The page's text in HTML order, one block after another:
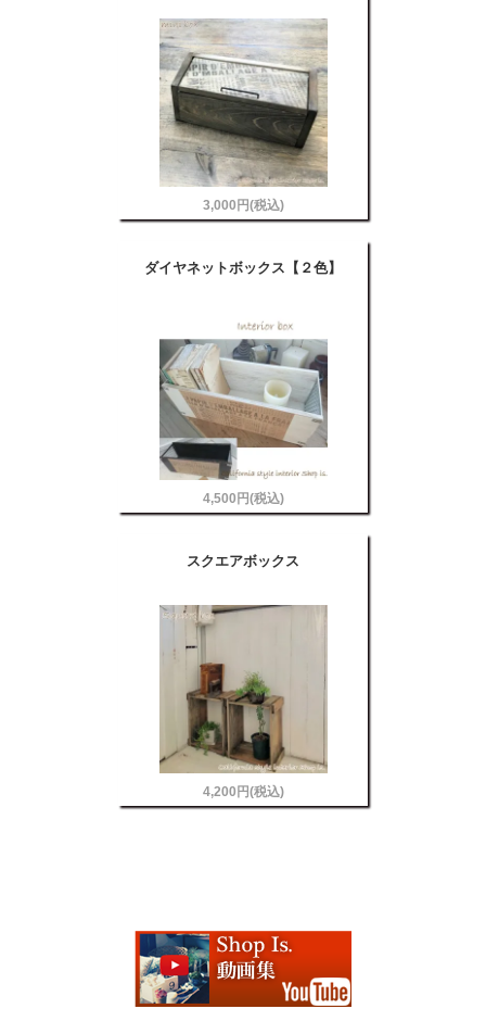
3,000円(税込)
ダイヤネットボックス【２色】
4,500円(税込)
スクエアボックス
4,200円(税込)